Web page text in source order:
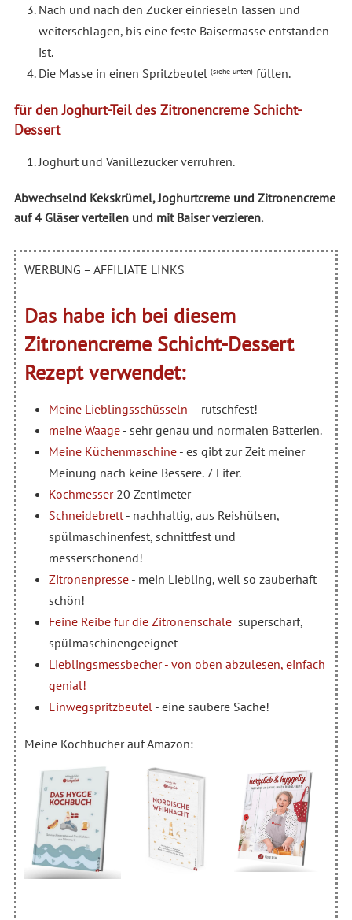
Nach und nach den Zucker einrieseln lassen und
weiterschlagen, bis eine feste Baisermasse entstanden
ist.
Die Masse in einen Spritzbeutel (siehe unten)füllen.
für den Joghurt-Teil des Zitronencreme Schicht-
Dessert
Joghurt und Vanillezucker verrühren.
Abwechselnd Kekskrümel, Joghurtcreme und Zitronencreme
auf 4 Gläser verteilen und mit Baiser verzieren.
WERBUNG – AFFILIATE LINKS
Das habe ich bei diesem
Zitronencreme Schicht-Dessert
Rezept verwendet:
Meine Lieblingsschüsseln – rutschfest!
meine Waage- sehr genau und normalen Batterien.
Meine Küchenmaschine- es gibt zur Zeit meiner
Meinung nach keine Bessere. 7 Liter.
Kochmesser20 Zentimeter
Schneidebrett- nachhaltig, aus Reishülsen,
spülmaschinenfest, schnittfest und
messerschonend!
Zitronenpresse- mein Liebling, weil so zauberhaft
schön!
Feine Reibe für die Zitronenschale superscharf,
spülmaschinengeeignet
Lieblingsmessbecher - von oben abzulesen, einfach
genial!
Einwegspritzbeutel - eine saubere Sache!
Meine Kochbücher auf Amazon: